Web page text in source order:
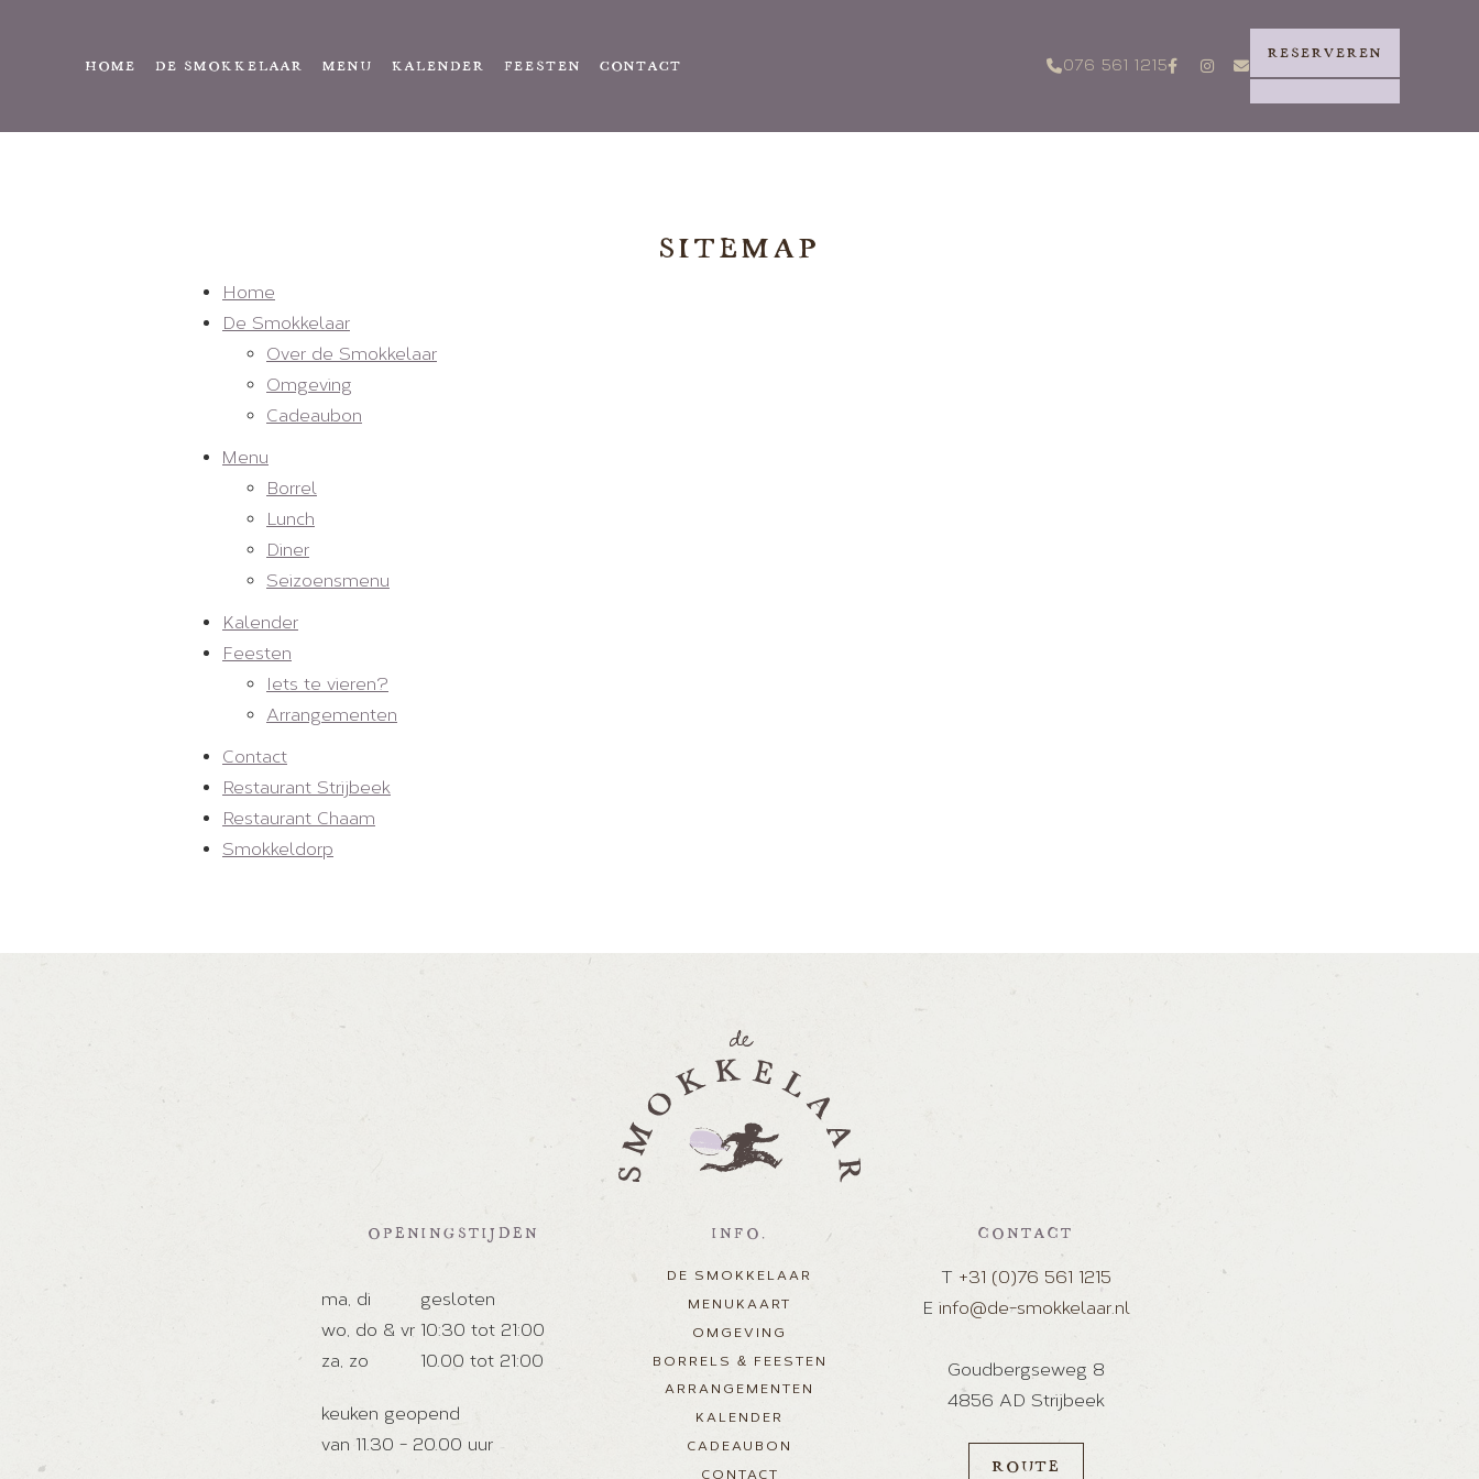
HOME DE SMOKKELAAR MENU KALENDER FEESTEN CONTACT 076 561 1215  
RESERVEREN
SITEMAP
Home
De Smokkelaar
Over de Smokkelaar
Omgeving
Cadeaubon
Menu
Borrel
Lunch
Diner
Seizoensmenu
Kalender
Feesten
Iets te vieren?
Arrangementen
Contact
Restaurant Strijbeek
Restaurant Chaam
Smokkeldorp
OPENINGSTIJDEN
ma, di
gesloten
wo, do & vr 10:30 tot 21:00
za, zo
10.00 tot 21:00
keuken geopend
van 11.30 - 20.00 uur
INFO.
DE SMOKKELAAR
MENUKAART
OMGEVING
BORRELS & FEESTEN
ARRANGEMENTEN
KALENDER
CADEAUBON
CONTACT
CONTACT
T +31 (0)76 561 1215
E info@de-smokkelaar.nl
Goudbergseweg 8
4856 AD Strijbeek
ROUTE